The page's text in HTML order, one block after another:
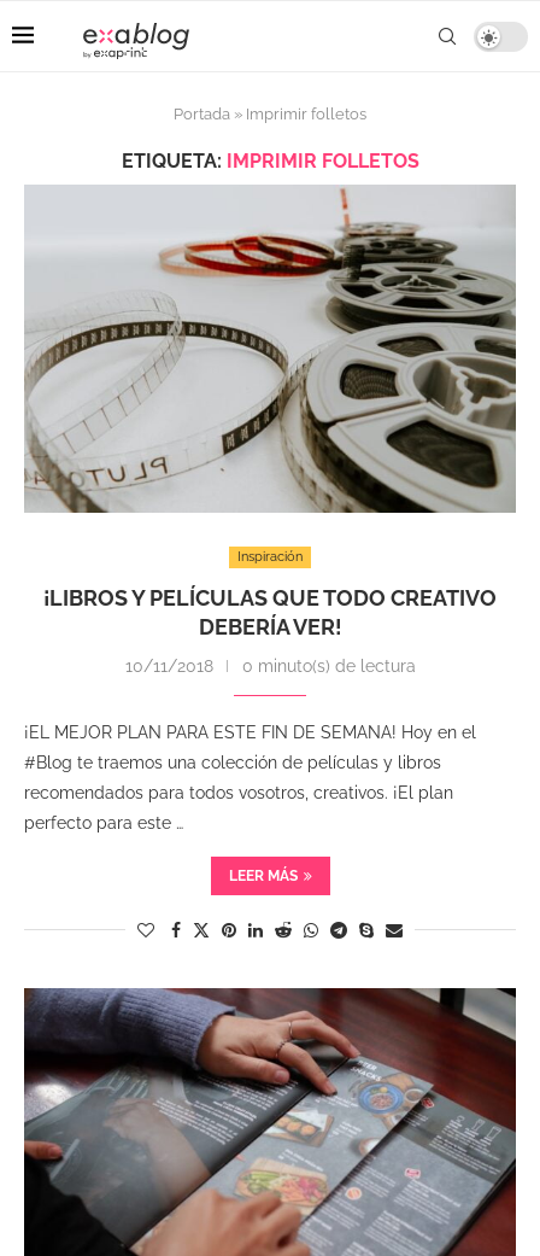
Portada » Imprimir folletos
ETIQUETA: IMPRIMIR FOLLETOS
Inspiración
¡LIBROS Y PELÍCULAS QUE TODO CREATIVO
DEBERÍA VER!
10/11/2018 0 minuto(s) de lectura
¡EL MEJOR PLAN PARA ESTE FIN DE SEMANA! Hoy en el
#Blog te traemos una colección de películas y libros
recomendados para todos vosotros, creativos. ¡El plan
perfecto para este …
LEER MÁS